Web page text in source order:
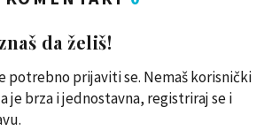
da želiš!
potrebno prijaviti se. Nemaš korisnički
je brza i jednostavna, registriraj se i